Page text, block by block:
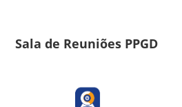
Sala de Reuniões PPGD